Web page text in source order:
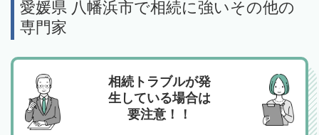
愛媛県 八幡浜市で相続に強いその他の
専門家
相続トラブルが発
生している場合は
要注意！！